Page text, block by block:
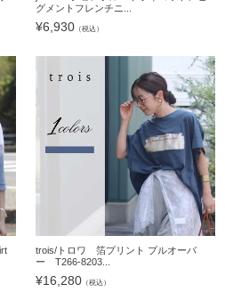
グメントフレンチニ...
¥6,930 （税込）
trois/トロワ 箔プリント プルオーバ
ー T266-8203...
¥16,280 （税込）